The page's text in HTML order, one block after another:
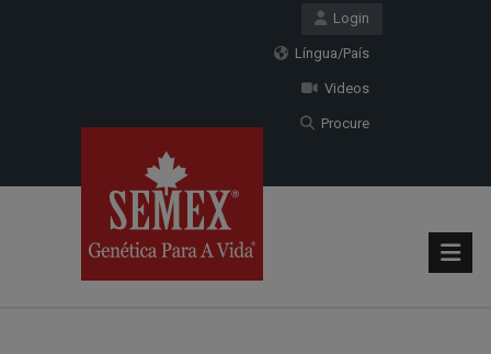
Login
Língua/País
Videos
Procure